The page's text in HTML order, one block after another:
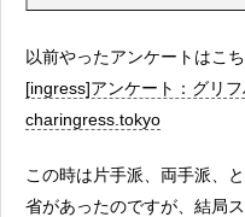
以前やったアンケートはこち
[ingress]アンケート：グリ
charingress.tokyo
この時は片手派、両手派、
省があったのですが、結局